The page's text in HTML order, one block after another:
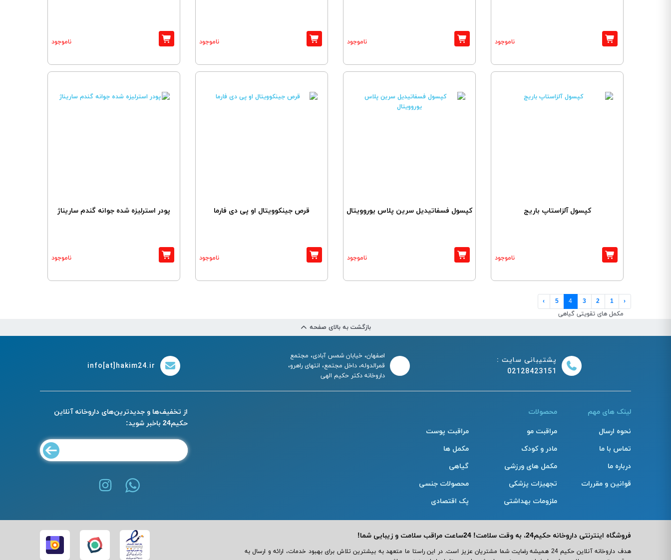
ناموجود ناموجود ناموجود ناموجود
کپسول آلزاستاپ باریج
ناموجود
کپسول فسفاتیدیل سرین پلاس یوروویتال
ناموجود
قرص جینکوویتال او پی دی فارما
ناموجود
پودر استرلیزه شده جوانه گندم ساریناژ
ناموجود
‹
1
2
3
4
5
›
مکمل های تقویتی گیاهی
بازگشت به بالای صفحه
پشتیبانی سایت :
02128423151
اصفهان، خیابان شمس آبادی، مجتمع
قمرالدوله، داخل مجتمع، انتهای راهرو،
داروخانه دکتر حکیم الهی
info[at]hakim24.ir
لینک های مهم
نحوه ارسال
تماس با ما
درباره ما
قوانین و مقررات
محصولات
مراقبت مو
مراقبت پوست
مادر و کودک
مکمل ها
مکمل های ورزشی
گیاهی
تجهیزات پزشکی
محصولات جنسی
ملزومات بهداشتی
پک اقتصادی
از تخفیف‌ها و جدیدترین‌های داروخانه آنلاین
حکیم24 باخبر شوید:
فروشگاه اینترنتی داروخانه حکیم24، به وقت سلامت! 24ساعت مراقب سلامت و زیبایی شما!
هدف داروخانه آنلاین حکیم 24 همیشه رضایت شما مشتریان عزیز است. در این راستا ما متعهد به بیشترین تلاش برای بهبود خدمات، ارائه و ارسال به